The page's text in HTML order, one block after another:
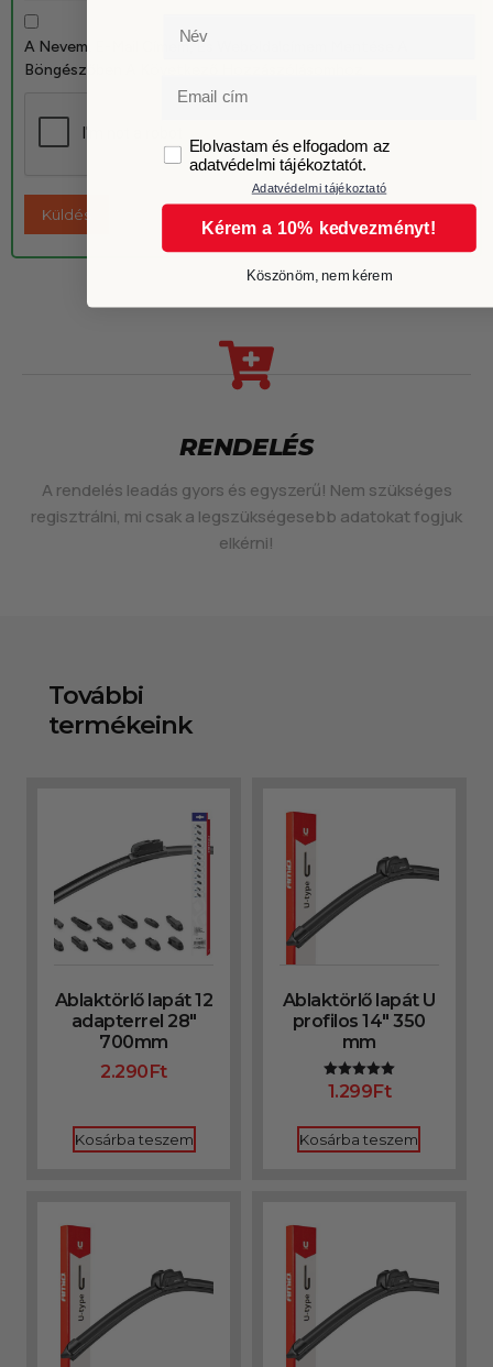
A Nevem, E-Mail Címem, És Weboldalcímem Mentése A
Böngészőben A Következő Hozzászólásomhoz.
RENDELÉS
A rendelés leadás gyors és egyszerű! Nem szükséges
regisztrálni, mi csak a legszükségesebb adatokat fogjuk
elkérni!
További
termékeink
Ablaktörlő lapát 12
adapterrel 28″
700mm
2.290Ft
Kosárba teszem
Ablaktörlő lapát U
profilos 14″ 350
mm
Értékelés:
5.00
1.299Ft
Kosárba teszem
Név
Email
GDPRElolvastam és elfogadom az
adatvédelmi tájékoztatót.
Adatvédelmi tájékoztató
Kérem a 10% kedvezményt!
Köszönöm, nem kérem